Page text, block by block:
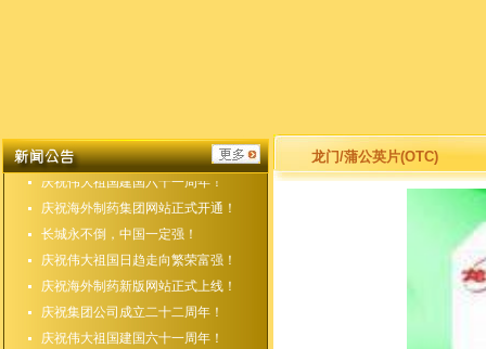
庆祝集团公司成立二十二周年！
庆祝伟大祖国建国六十一周年！
庆祝海外制药集团网站正式开通！
长城永不倒，中国一定强！
庆祝伟大祖国日趋走向繁荣富强！
庆祝海外制药新版网站正式上线！
庆祝集团公司成立二十二周年！
庆祝伟大祖国建国六十一周年！
龙门/蒲公英片(OTC)